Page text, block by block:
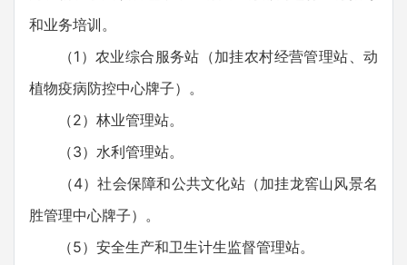
和业务培训。
（1）农业综合服务站（加挂农村经营管理站、动
植物疫病防控中心牌子）。
（2）林业管理站。
（3）水利管理站。
（4）社会保障和公共文化站（加挂龙窖山风景名
胜管理中心牌子）。
（5）安全生产和卫生计生监督管理站。